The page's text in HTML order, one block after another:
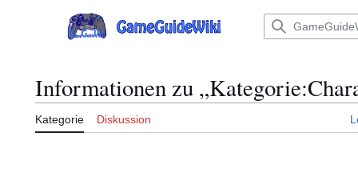
Hauptmenü
Informationen zu
Kategorie Diskussion